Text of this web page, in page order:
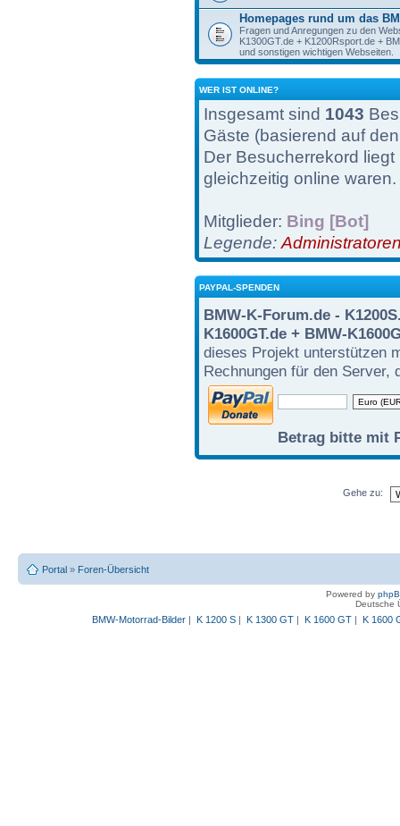
Homepages rund um das
Fragen und Anregungen zu den
K1300GT.de + K1200Rsport.de +
und sonstigen wichtigen Webseiten.
WER IST ONLINE?
Insgesamt sind 1043
Gäste (basierend auf
Der Besucherrekord
gleichzeitig online waren.
Mitglieder: Bing [Bot]
Legende:
PAYPAL-SPENDEN
BMW-K-Forum.de -
K1600GT.de + BMW-
dieses Projekt unterstützen
Rechnungen für den Server,
Betrag bitte mit
Gehe zu:
Portal » Foren-Übersicht
Powered by
Deutsche
BMW-Motorrad-Bilder| K 1200 S| K 1300 GT| K 1600 GT| K 1600